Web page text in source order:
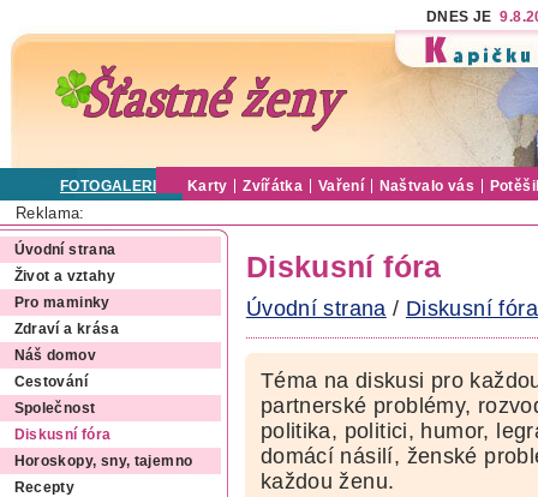
DNES JE
FOTOGALERIE Karty Zvířátka Vaření Naštvalo vás
Reklama:
Úvodní strana
Život a vztahy
Pro maminky
Zdraví a krása
Náš domov
Cestování
Společnost
Diskusní fóra
Horoskopy, sny, tajemno
Recepty
Diskusní fóra
Úvodní strana / Diskusní fóra
Téma na diskusi pro
partnerské problémy,
politika, politici, humor,
domácí násilí, ženské
každou ženu.